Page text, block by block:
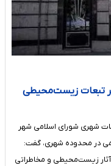
تبعات زیست‌محیطی
شهری شورای اسلامی شهر
در محدوده شهری، گفت:
آثار زیست‌محیطی و مخاطراتی